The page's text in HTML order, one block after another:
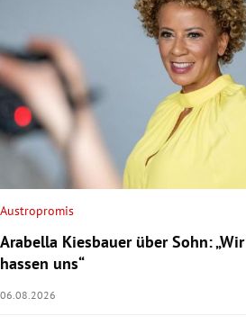
Austropromis
Arabella Kiesbauer über Sohn:
hassen uns“
06.08.2026